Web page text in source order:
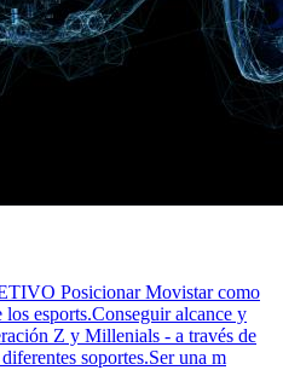
Posicionar Movistar como
esports.Conseguir alcance y
Z y Millenials - a través de
soportes.Ser una m